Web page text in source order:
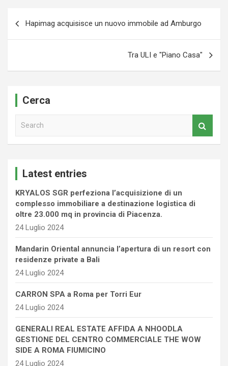
articoli
Hapimag acquisisce un nuovo immobile ad Amburgo
Tra ULI e "Piano Casa"
Cerca
Latest entries
KRYALOS SGR perfeziona l’acquisizione di un
complesso immobiliare a destinazione logistica di
oltre 23.000 mq in provincia di Piacenza.
24 Luglio 2024
Mandarin Oriental annuncia l’apertura di un resort con
residenze private a Bali
24 Luglio 2024
CARRON SPA a Roma per Torri Eur
24 Luglio 2024
GENERALI REAL ESTATE AFFIDA A NHOODLA
GESTIONE DEL CENTRO COMMERCIALE THE WOW
SIDE A ROMA FIUMICINO
24 Luglio 2024